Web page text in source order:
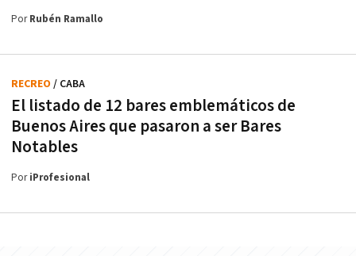
PorRubén Ramallo
El listado de 12 bares emblemáticos de
Buenos Aires que pasaron a ser Bares
Notables
RECREO / CABA
PoriProfesional